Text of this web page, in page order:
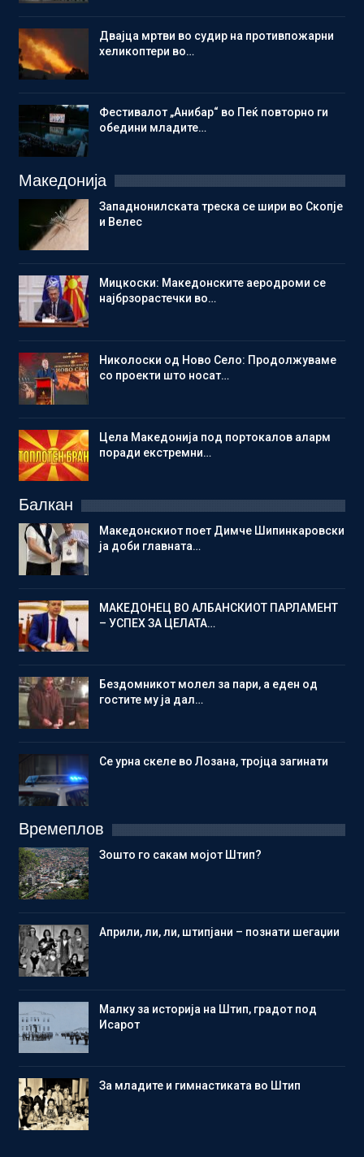
Двајца мртви во судир на противпожарни
хеликоптери во…
Фестивалот „Анибар“ во Пеќ повторно ги
обедини младите…
Македонија
Западнонилската треска се шири во Скопје
и Велес
Мицкоски: Македонските аеродроми се
најбрзорастечки во…
Николоски од Ново Село: Продолжуваме
со проекти што носат…
Цела Македонија под портокалов аларм
поради екстремни…
Балкан
Македонскиот поет Димче Шипинкаровски
ја доби главната…
МАКЕДОНЕЦ ВО АЛБАНСКИОТ ПАРЛАМЕНТ
– УСПЕХ ЗА ЦЕЛАТА…
Бездомникот молел за пари, а еден од
гостите му ја дал…
Се урна скеле во Лозана, тројца загинати
Времеплов
Зошто го сакам мојот Штип?
Aприли, ли, ли, штипјани – познати шегаџии
Малку за историја на Штип, градот под
Исарот
Зa младите и гимнастиката во Штип